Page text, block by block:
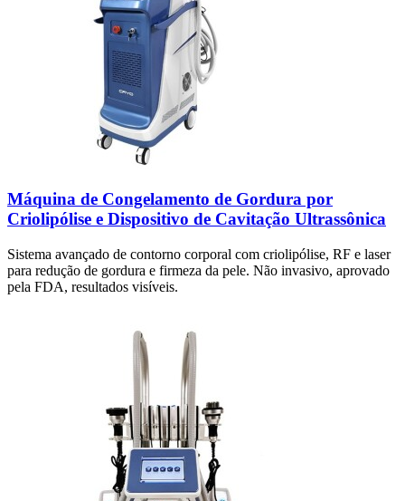
Máquina de Congelamento de Gordura por
Criolipólise e Dispositivo de Cavitação Ultrassônica
Sistema avançado de contorno corporal com criolipólise, RF e laser
para redução de gordura e firmeza da pele. Não invasivo, aprovado
pela FDA, resultados visíveis.